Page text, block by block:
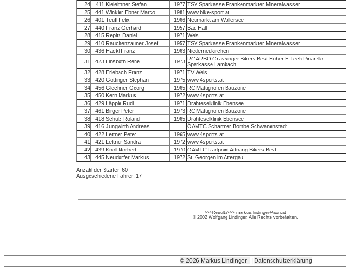
24
411 Kieleithner Stefan 1977 TSV Sparkasse Frankenmarkter Mineralwasser
25
441 Winkler Ebner Marco 1981 www.bike-sport.at
26
401 Teufl Felix 1966 Neumarkt am Wallersee
27
440 Franz Gerhard 1957 Bad Hall
28
415 Repitz Daniel 1971 Wels
29
410 Rauchenzauner Josef 1957 TSV Sparkasse Frankenmarkter Mineralwasser
30
436 Hackl Franz 1963 Niederneukirchen
31
423 Linsboth Rene 1973 RC ARBÖ Grassinger Bikers Best Huber E-Tech Pinarello
Sparkasse Lambach
32
428 Erlebach Franz 1971 TV Wels
33
420 Gottinger Stephan 1975 www.4sports.at
34
456 Glechner Georg 1965 RC Mattighofen Bauzone
35
450 Kern Markus 1972 www.4sports.at
36
429 Läpple Rudi 1971 Drahteselklinik Ebensee
37
461 Birger Peter 1973 RC Mattighofen Bauzone
38
418 Schulz Roland 1965 Drahteselklinik Ebensee
39
416 Jungwirth Andreas ÖAMTC Schartner Bombe Schwanenstadt
40
422 Lettner Peter 1965 www.4sports.at
41
421 Lettner Sandra 1972 www.4sports.at
42
439 Knoll Norbert 1970 ÖAMTC Radpoint Attnang Bikers Best
43
445 Neudorfer Markus 1972 St. Georgen im Attergau
Anzahl der Starter: 60
Ausgeschiedene Fahrer: 17
>>>Results>>> markus.lindinger@aon.at
© 2002 Wolfgang Lindinger. Alle Rechte vorbehalten.
© 2026 Markus Lindinger Datenschutzerklärung